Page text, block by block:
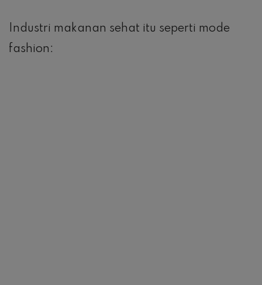
Industri makanan sehat itu seperti mode
fashion: